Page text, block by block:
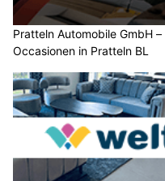
Pratteln Automobile GmbH
Occasionen in Pratteln BL